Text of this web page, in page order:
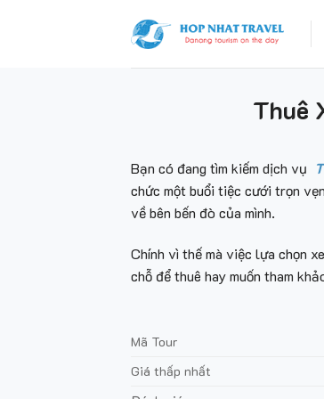
Thuê
Bạn có đang tìm kiếm dịch vụ
chức một buổi tiệc cưới trọn
về bên bến đò của mình.
Chính vì thế mà việc lựa chọn
chỗ để thuê hay muốn tham
Mã Tour
Giá thấp nhất